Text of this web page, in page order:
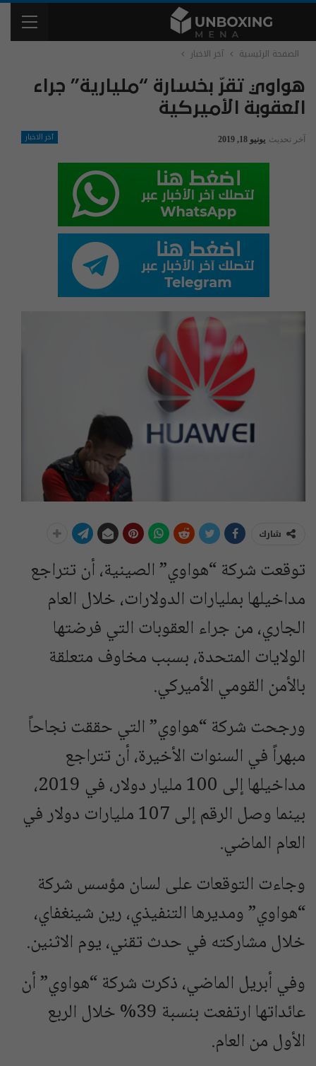
الصفحة الرئيسية آخر الاخبار
هواوي تقرّ بخسارة “مليارية” جراء
العقوبة الأميركية
آخر الاخبار آخر تحديث يونيو 18, 2019
شارك
توقعت شركة “هواوي” الصينية، أن تتراجع
مداخيلها بمليارات الدولارات، خلال العام
الجاري، من جراء العقوبات التي فرضتها
الولايات المتحدة، بسبب مخاوف متعلقة
بالأمن القومي الأميركي.
ورجحت شركة “هواوي” التي حققت نجاحاً
مبهراً في السنوات الأخيرة، أن تتراجع
مداخيلها إلى 100 مليار دولار، في 2019،
بينما وصل الرقم إلى 107 مليارات دولار في
العام الماضي.
وجاءت التوقعات على لسان مؤسس شركة
“هواوي” ومديرها التنفيذي، رين شينغفاي،
خلال مشاركته في حدث تقني، يوم الاثنين.
وفي أبريل الماضي، ذكرت شركة “هواوي” أن
عائداتها ارتفعت بنسبة 39% خلال الربع
الأول من العام.